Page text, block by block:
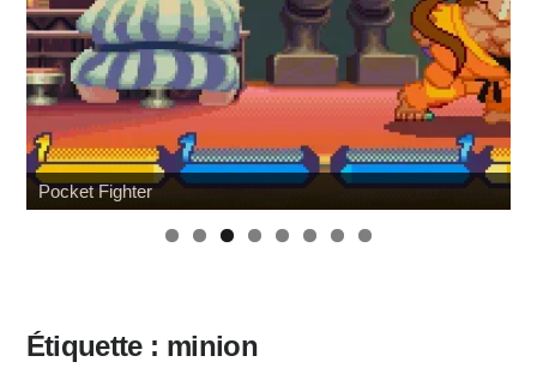
Pocket Fighter
Étiquette : minion